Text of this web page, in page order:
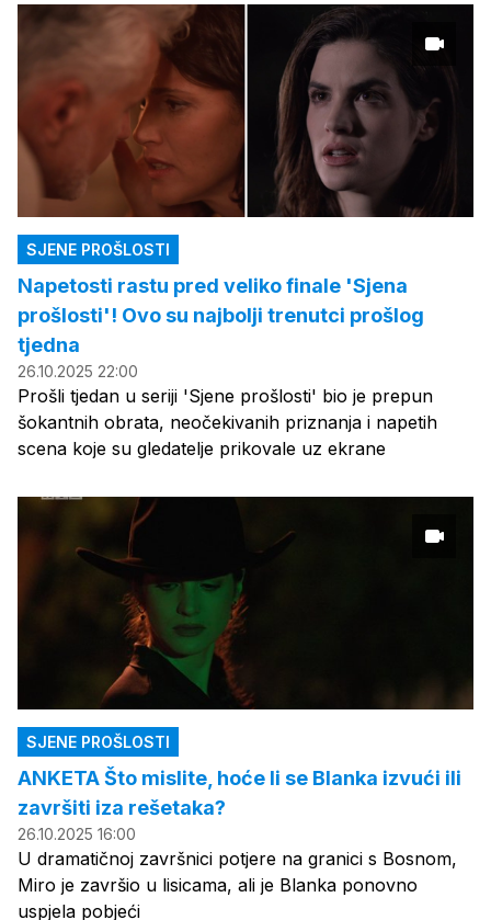
SJENE PROŠLOSTI
Napetosti rastu pred veliko finale 'Sjena
prošlosti'! Ovo su najbolji trenutci prošlog
tjedna
26.10.2025 22:00
Prošli tjedan u seriji 'Sjene prošlosti' bio je prepun
šokantnih obrata, neočekivanih priznanja i napetih
scena koje su gledatelje prikovale uz ekrane
SJENE PROŠLOSTI
ANKETA Što mislite, hoće li se Blanka izvući ili
završiti iza rešetaka?
26.10.2025 16:00
U dramatičnoj završnici potjere na granici s Bosnom,
Miro je završio u lisicama, ali je Blanka ponovno
uspjela pobjeći